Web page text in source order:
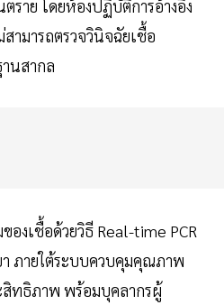
ราย โดยห้องปฏิบัติการอ้างอิง
ามารถตรวจวินิจฉัยเชื้อ
นสากล
องเชื้อด้วยวิธี Real-time PCR
า ภายใต้ระบบควบคุมคุณภาพ
ทธิภาพ พร้อมบุคลากรผู้